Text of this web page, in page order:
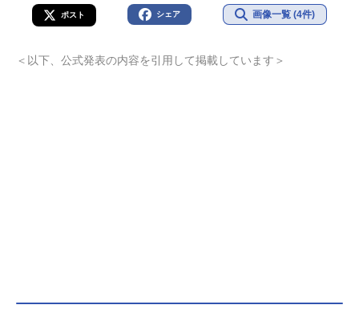
ポスト シェア 画像一覧 (4件)
＜以下、公式発表の内容を引用して掲載しています＞